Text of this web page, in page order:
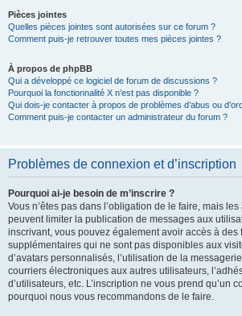
Pièces jointes
Quelles pièces jointes sont autorisées sur ce forum ?
Comment puis-je retrouver toutes mes pièces jointes ?
À propos de phpBB
Qui a développé ce logiciel de forum de discussions ?
Pourquoi la fonctionnalité X n’est pas disponible ?
Qui dois-je contacter à propos de problèmes d’abus ou
Comment puis-je contacter un administrateur du forum ?
Problèmes de connexion et d’inscription
Pourquoi ai-je besoin de m’inscrire ?
Vous n’êtes pas dans l’obligation de le faire, mais
peuvent limiter la publication de messages aux
inscrivant, vous pouvez également avoir accès à des
supplémentaires qui ne sont pas disponibles aux
d’avatars personnalisés, l’utilisation de la
courriers électroniques aux autres utilisateurs,
d’utilisateurs, etc. L’inscription ne vous prend qu’un
pourquoi nous vous recommandons de le faire.